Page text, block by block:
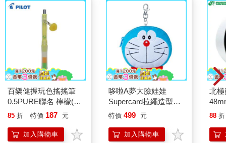
雅，風采翩翩。他回應每位致意民眾的模樣，就像人生那十五年
不是在獄中，而是在巴黎旅居似的。
我和多數人一樣，也是第一次見到許先生本人，所以我十分激
動。我曾在爸的書架上找到過一本米色封面的書，書裡附了張青
年許淳一雙眼散發光輝的照片，是許先生剛受軍法審判即將入獄
前被人拍下來的。看到那張我再也忘不掉的照片時，我還只是個
少女，照片遂烙印在我腦中，超越了任何文字記載而使我堅信，
所謂理想家，得像許淳一先生那樣子，方才算得上。
傳奇理想家竟來祭弔我的爸爸。那說明爸對民主的貢獻比我以為
的還大。事實上，爸從沒對我或薈說過那些事，我們會知道，全
是因某次媽說溜了嘴：「妳們最好好自為之。爸爸把錢都拿給民
主運動了，不會留太多給妳們的！」當時我們以為媽誇大其詞，
但或許，我們都錯了。
百樂健握玩色搖搖筆
0.5PURE聯名 檸檬(限
量)
85 折 特價 187 元
加入購物車
哆啦A夢大臉娃娃
Supercard拉繩造型悠
遊卡【受託代銷】
特價 499 元
加入購物車
北
88 折